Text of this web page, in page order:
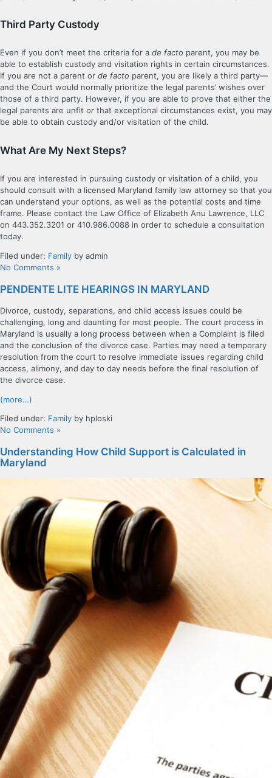
Third Party Custody
Even if you don’t meet the criteria for a de facto parent, you may be
able to establish custody and visitation rights in certain circumstances.
If you are not a parent or de facto parent, you are likely a third party—
and the Court would normally prioritize the legal parents’ wishes over
those of a third party. However, if you are able to prove that either the
legal parents are unfit or that exceptional circumstances exist, you may
be able to obtain custody and/or visitation of the child.
What Are My Next Steps?
If you are interested in pursuing custody or visitation of a child, you
should consult with a licensed Maryland family law attorney so that you
can understand your options, as well as the potential costs and time
frame. Please contact the Law Office of Elizabeth Anu Lawrence, LLC
on 443.352.3201 or 410.986.0088 in order to schedule a consultation
today.
Filed under: Family by admin
No Comments »
PENDENTE LITE HEARINGS IN MARYLAND
Divorce, custody, separations, and child access issues could be
challenging, long and daunting for most people. The court process in
Maryland is usually a long process between when a Complaint is filed
and the conclusion of the divorce case. Parties may need a temporary
resolution from the court to resolve immediate issues regarding child
access, alimony, and day to day needs before the final resolution of
the divorce case.
(more…)
Filed under: Family by hploski
No Comments »
Understanding How Child Support is Calculated in
Maryland